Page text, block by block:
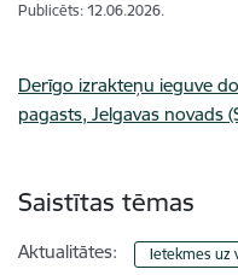
Publicēts: 12.06.2026.
Derīgo izrakteņu ieguve
pagasts, Jelgavas novads
Saistītas tēmas
Aktualitātes: Ietekmes uz